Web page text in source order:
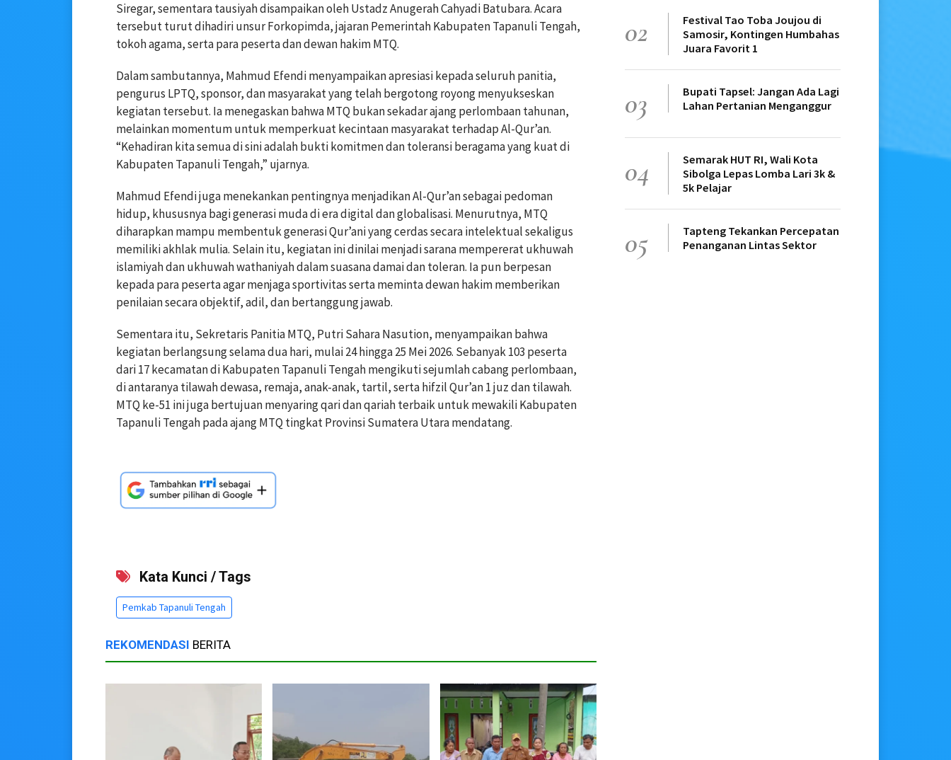
Siregar, sementara tausiyah disampaikan oleh Ustadz Anugerah Cahyadi Batubara. Acara
tersebut turut dihadiri unsur Forkopimda, jajaran Pemerintah Kabupaten Tapanuli Tengah,
tokoh agama, serta para peserta dan dewan hakim MTQ.
Dalam sambutannya, Mahmud Efendi menyampaikan apresiasi kepada seluruh panitia,
pengurus LPTQ, sponsor, dan masyarakat yang telah bergotong royong menyukseskan
kegiatan tersebut. Ia menegaskan bahwa MTQ bukan sekadar ajang perlombaan tahunan,
melainkan momentum untuk memperkuat kecintaan masyarakat terhadap Al-Qur’an.
“Kehadiran kita semua di sini adalah bukti komitmen dan toleransi beragama yang kuat di
Kabupaten Tapanuli Tengah,” ujarnya.
Mahmud Efendi juga menekankan pentingnya menjadikan Al-Qur’an sebagai pedoman
hidup, khususnya bagi generasi muda di era digital dan globalisasi. Menurutnya, MTQ
diharapkan mampu membentuk generasi Qur’ani yang cerdas secara intelektual sekaligus
memiliki akhlak mulia. Selain itu, kegiatan ini dinilai menjadi sarana mempererat ukhuwah
islamiyah dan ukhuwah wathaniyah dalam suasana damai dan toleran. Ia pun berpesan
kepada para peserta agar menjaga sportivitas serta meminta dewan hakim memberikan
penilaian secara objektif, adil, dan bertanggung jawab.
Sementara itu, Sekretaris Panitia MTQ, Putri Sahara Nasution, menyampaikan bahwa
kegiatan berlangsung selama dua hari, mulai 24 hingga 25 Mei 2026. Sebanyak 103 peserta
dari 17 kecamatan di Kabupaten Tapanuli Tengah mengikuti sejumlah cabang perlombaan,
di antaranya tilawah dewasa, remaja, anak-anak, tartil, serta hifzil Qur’an 1 juz dan tilawah.
MTQ ke-51 ini juga bertujuan menyaring qari dan qariah terbaik untuk mewakili Kabupaten
Tapanuli Tengah pada ajang MTQ tingkat Provinsi Sumatera Utara mendatang.
Kata Kunci / Tags
Pemkab Tapanuli Tengah
REKOMENDASI BERITA
02
Festival Tao Toba Joujou di
Samosir, Kontingen Humbahas
Juara Favorit 1
03
Bupati Tapsel: Jangan Ada Lagi
Lahan Pertanian Menganggur
04
Semarak HUT RI, Wali Kota
Sibolga Lepas Lomba Lari 3k &
5k Pelajar
05
Tapteng Tekankan Percepatan
Penanganan Lintas Sektor